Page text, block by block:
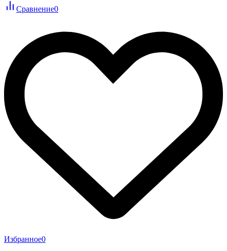
Сравнение0
Избранное0